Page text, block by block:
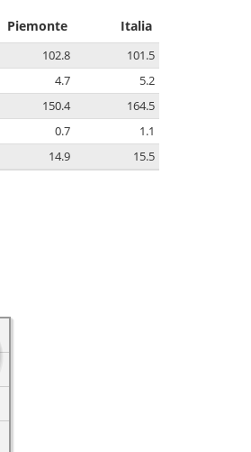
Piemonte Italia
102.8
101.5
4.7
5.2
150.4
164.5
0.7
1.1
14.9 15.5